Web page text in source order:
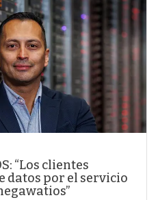
“Los clientes
datos por el servicio